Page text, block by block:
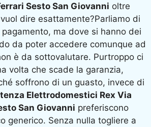
Sesto San Giovanni oltre
dire esattamente?Parliamo di
ma dove si hanno dei
da poter accedere comunque ad
è da sottovalutare. Purtroppo ci
volta che scade la garanzia,
soffrono di un guasto, invece di
Elettrodomestici Rex Via
San Giovanni preferiscono
generico. Senza nulla togliere a